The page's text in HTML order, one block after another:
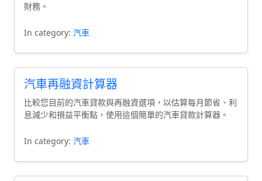
財務。
In category: 汽車
汽車再融資計算器
比較您目前的汽車貸款與再融資選項，以估算每月節省、利
息減少和損益平衡點，使用這個簡單的汽車貸款計算器。
In category: 汽車